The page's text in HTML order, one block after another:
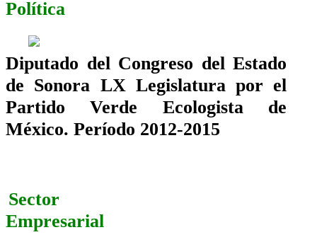
Política
Diputado del Congreso del Estado
de Sonora LX Legislatura por el
Partido Verde Ecologista de
México. Período 2012-2015
Sector
Empresarial